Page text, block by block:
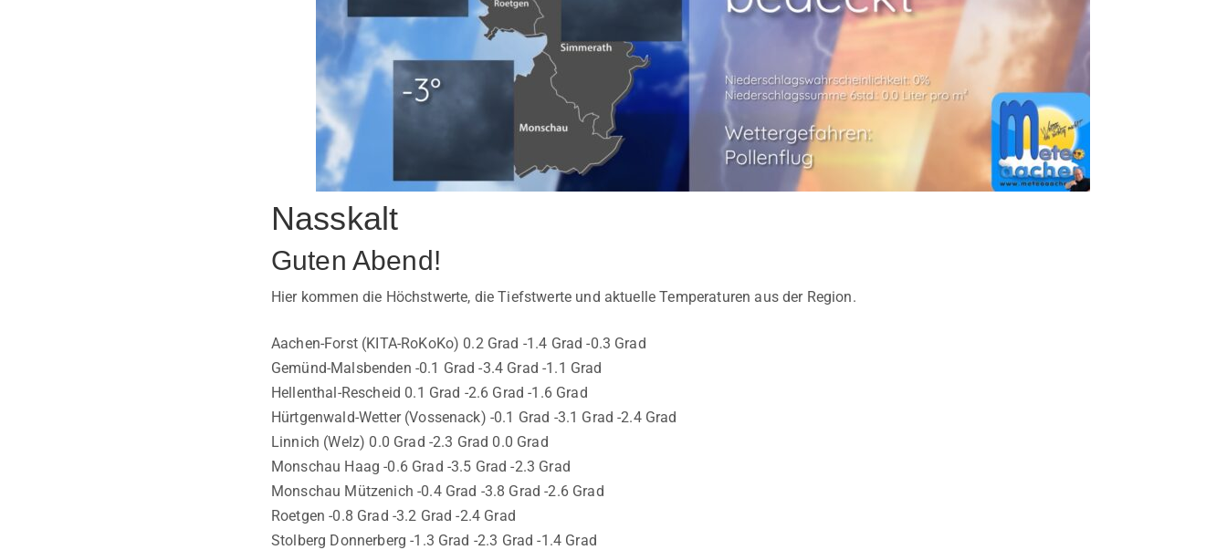
Nasskalt
Guten Abend!
Hier kommen die Höchstwerte, die Tiefstwerte und aktuelle Temperaturen aus der Region.
Aachen-Forst (KITA-RoKoKo) 0.2 Grad -1.4 Grad -0.3 Grad
Gemünd-Malsbenden -0.1 Grad -3.4 Grad -1.1 Grad
Hellenthal-Rescheid 0.1 Grad -2.6 Grad -1.6 Grad
Hürtgenwald-Wetter (Vossenack) -0.1 Grad -3.1 Grad -2.4 Grad
Linnich (Welz) 0.0 Grad -2.3 Grad 0.0 Grad
Monschau Haag -0.6 Grad -3.5 Grad -2.3 Grad
Monschau Mützenich -0.4 Grad -3.8 Grad -2.6 Grad
Roetgen -0.8 Grad -3.2 Grad -2.4 Grad
Stolberg Donnerberg -1.3 Grad -2.3 Grad -1.4 Grad